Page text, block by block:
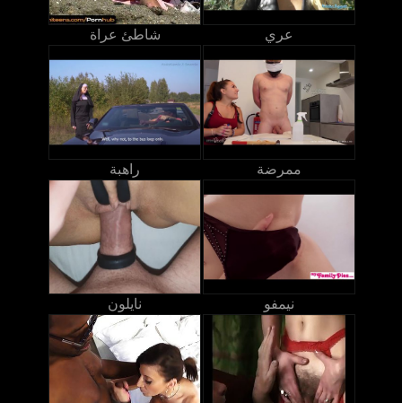
شاطئ عراة عري
راهبة ممرضة
نايلون نيمفو